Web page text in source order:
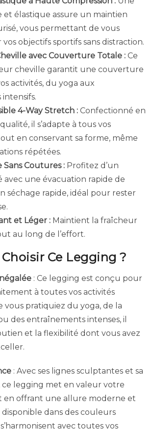
élastique assure un maintien
vous permettant de vous
objectifs sportifs sans distraction.
avec Couverture Totale : Ce
cheville garantit une couverture
activités, du yoga aux
4-Way Stretch : Confectionné en
il s’adapte à tous vos
en conservant sa forme, même
répétées.
Sans Coutures : Profitez d’un
avec une évacuation rapide de
séchage rapide, idéal pour rester
et Léger : Maintient la fraîcheur
au long de l’effort.
Ce Legging ?
: Ce legging est conçu pour
à toutes vos activités
vous pratiquiez du yoga, de la
des entraînements intenses, il
et la flexibilité dont vous avez
: Avec ses lignes sculptantes et sa
ce legging met en valeur votre
offrant une allure moderne et
dans des couleurs
avec toutes vos